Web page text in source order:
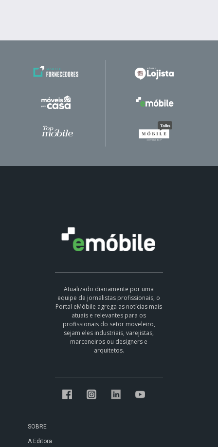
Atualizado diariamente por uma
equipe de jornalistas profissionais, o
Portal eMóbile agrega as notícias mais
atuais e relevantes para os
profissionais do setor moveleiro,
sejam eles industriais, varejistas,
marceneiros ou designers e
arquitetos.
SOBRE
A Editora